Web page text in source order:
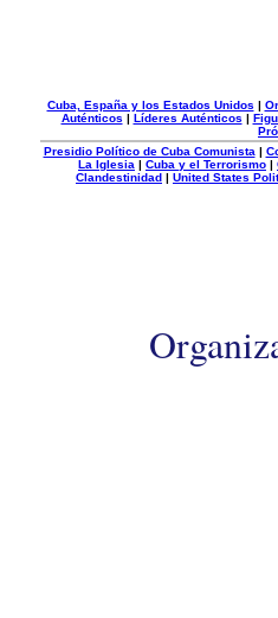
Cuba, España y los Estados Unidos |
Auténticos | Líderes Auténticos |
Presidio Político de Cuba Comunista |
La Iglesia | Cuba y el Terrorismo |
Clandestinidad | United States